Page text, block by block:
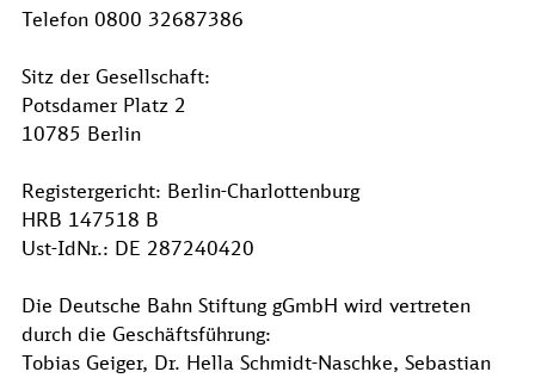
Telefon 0800 32687386
Sitz der Gesellschaft:
Potsdamer Platz 2
10785 Berlin
Registergericht: Berlin-Charlottenburg
HRB 147518 B
Ust-IdNr.: DE 287240420
Die Deutsche Bahn Stiftung gGmbH wird vertreten
durch die Geschäftsführung:
Tobias Geiger, Dr. Hella Schmidt-Naschke, Sebastian